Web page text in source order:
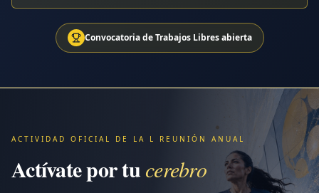
Convocatoria de Trabajos Libres abierta
ACTIVIDAD OFICIAL DE LA L REUNIÓN ANUAL
Actívate por tu cerebro